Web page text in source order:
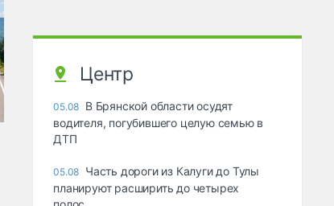
Центр
05.08 В Брянской области осудят
водителя, погубившего целую семью в
ДТП
05.08 Часть дороги из Калуги до Тулы
планируют расширить до четырех